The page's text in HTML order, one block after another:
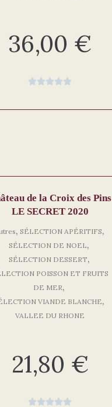
36,00 €

de la Croix des Pins
LE SECRET 2020
, SÉLECTION APÉRITIFS,
SÉLECTION DE NOEL,
SÉLECTION DESSERT,
POISSON ET FRUITS
DE MER,
VIANDE BLANCHE,
VALLEE DU RHONE
21,80 €
